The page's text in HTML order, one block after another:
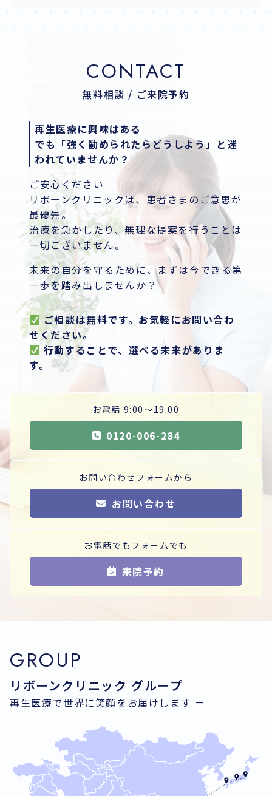
CONTACT
無料相談 / ご来院予約
再生医療に興味はある
でも「強く勧められたらどうしよう」と迷
われていませんか？
ご安心ください
リボーンクリニックは、患者さまのご意思が
最優先。
治療を急かしたり、無理な提案を行うことは
一切ございません。
未来の自分を守るために、まずは今できる第
一歩を踏み出しませんか？
ご相談は無料です。お気軽にお問い合わ
せください。
行動することで、選べる未来がありま
す。
お電話 9:00〜19:00
0120-006-284
お問い合わせフォームから
お問い合わせ
お電話でもフォームでも
来院予約
GROUP
リボーンクリニック グループ
再生医療で世界に笑顔をお届けします －